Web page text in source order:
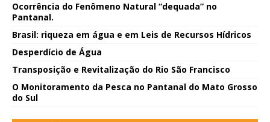
Ocorrência do Fenômeno Natural “dequada” no
Pantanal.
Brasil: riqueza em água e em Leis de Recursos Hídricos
Desperdício de Água
Transposição e Revitalização do Rio São Francisco
O Monitoramento da Pesca no Pantanal do Mato Grosso
do Sul